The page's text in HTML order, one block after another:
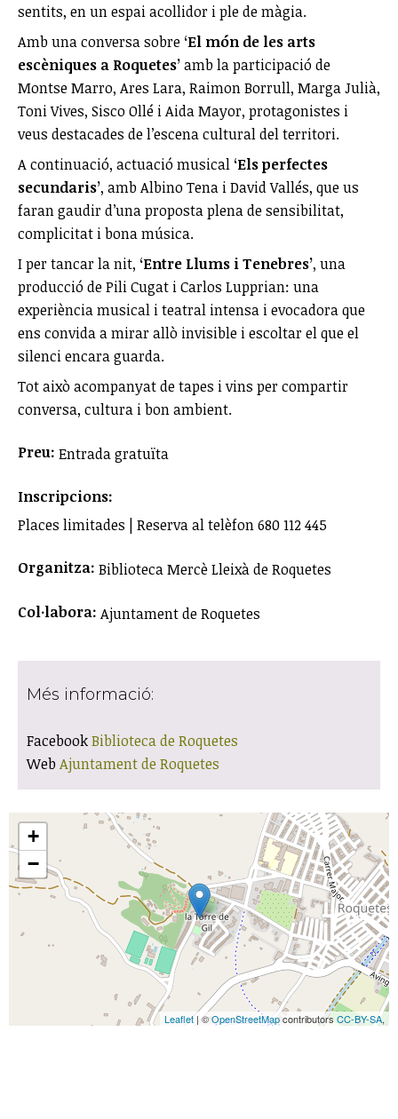
sentits, en un espai acollidor i ple de màgia.
Amb una conversa sobre ‘El món de les arts
escèniques a Roquetes’amb la participació de
Montse Marro, Ares Lara, Raimon Borrull, Marga Julià,
Toni Vives, Sisco Ollé i Aida Mayor, protagonistes i
veus destacades de l’escena cultural del territori.
A continuació, actuació musical ‘Els perfectes
secundaris’, amb Albino Tena i David Vallés, que us
faran gaudir d’una proposta plena de sensibilitat,
complicitat i bona música.
I per tancar la nit, ‘Entre Llums i Tenebres’, una
producció de Pili Cugat i Carlos Lupprian: una
experiència musical i teatral intensa i evocadora que
ens convida a mirar allò invisible i escoltar el que el
silenci encara guarda.
Tot això acompanyat de tapes i vins per compartir
conversa, cultura i bon ambient.
Preu: Entrada gratuïta
Inscripcions:
Places limitades | Reserva al telèfon 680 112 445
Organitza: Biblioteca Mercè Lleixà de Roquetes
Col·labora: Ajuntament de Roquetes
Més informació:
FacebookBiblioteca de Roquetes
Web Ajuntament de Roquetes
+
−
Leaflet | ©OpenStreetMapcontributors CC-BY-SA,